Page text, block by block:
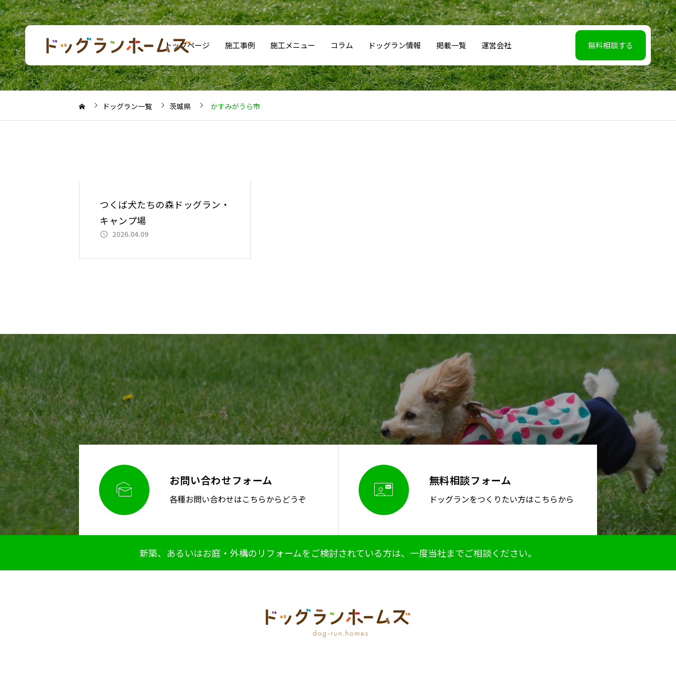
トップページ 施工事例 施工メニュー コラム ドッグラン情報 掲載一覧 運営会社 無料相談する
ドッグラン一覧 茨城県 かすみがうら市
つくば犬たちの森ドッグラン・
キャンプ場
2026.04.09
 お問い合わせフォーム
各種お問い合わせはこちらからどうぞ  無料相談フォーム
ドッグランをつくりたい方はこちらから
新築、あるいはお庭・外構のリフォームをご検討されている方は、一度当社までご相談ください。